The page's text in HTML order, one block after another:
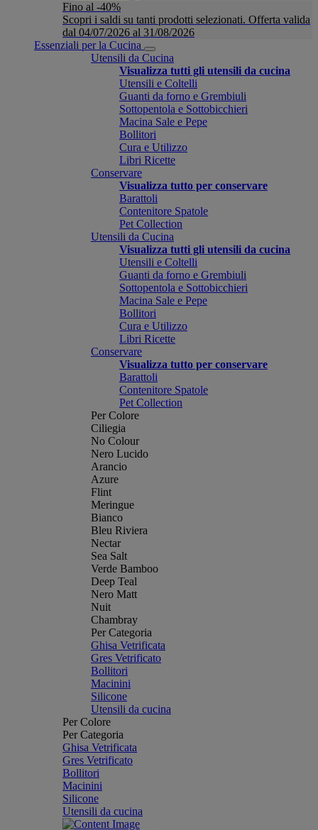
Fino al -40%
Scopri i saldi su tanti prodotti selezionati. Offerta valida
dal 04/07/2026 al 31/08/2026
Essenziali per la Cucina
Utensili da Cucina
Visualizza tutti gli utensili da cucina
Utensili e Coltelli
Guanti da forno e Grembiuli
Sottopentola e Sottobicchieri
Macina Sale e Pepe
Bollitori
Cura e Utilizzo
Libri Ricette
Conservare
Visualizza tutto per conservare
Barattoli
Contenitore Spatole
Pet Collection
Utensili da Cucina
Visualizza tutti gli utensili da cucina
Utensili e Coltelli
Guanti da forno e Grembiuli
Sottopentola e Sottobicchieri
Macina Sale e Pepe
Bollitori
Cura e Utilizzo
Libri Ricette
Conservare
Visualizza tutto per conservare
Barattoli
Contenitore Spatole
Pet Collection
Per Colore
Ciliegia
No Colour
Nero Lucido
Arancio
Azure
Flint
Meringue
Bianco
Bleu Riviera
Nectar
Sea Salt
Verde Bamboo
Deep Teal
Nero Matt
Nuit
Chambray
Per Categoria
Ghisa Vetrificata
Gres Vetrificato
Bollitori
Macinini
Silicone
Utensili da cucina
Per Colore
Per Categoria
Ghisa Vetrificata
Gres Vetrificato
Bollitori
Macinini
Silicone
Utensili da cucina